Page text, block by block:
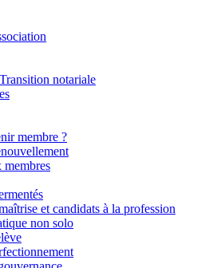
notariale
membre ?
membres
et candidats à la profession
non solo